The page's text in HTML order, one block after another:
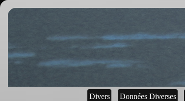
Divers Données Diverses